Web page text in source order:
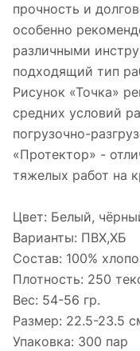
прочность и
особенно
различными
подходящий тип
Рисунок «Точка»
средних условий
погрузочно-
«Протектор» -
тяжелых работ на
Цвет: Белый,
Варианты: ПВХ,ХБ
Состав: 100%
Плотность: 250
Вес: 54-56 гр.
Размер: 22.5-23.5
Упаковка: 300 пар